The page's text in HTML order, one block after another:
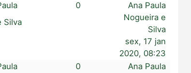
Silva
0
Ana Paula
Nogueira e
Silva
sex, 17 jan
2020, 08:23
0
Ana Paula